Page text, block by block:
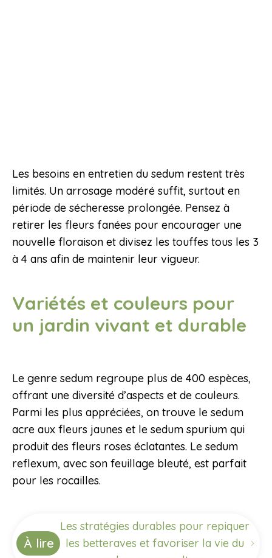
Les besoins en entretien du sedum restent très
limités. Un arrosage modéré suffit, surtout en
période de sécheresse prolongée. Pensez à
retirer les fleurs fanées pour encourager une
nouvelle floraison et divisez les touffes tous les 3
à 4 ans afin de maintenir leur vigueur.
Variétés et couleurs pour
un jardin vivant et durable
Le genre sedum regroupe plus de 400 espèces,
offrant une diversité d’aspects et de couleurs.
Parmi les plus appréciées, on trouve le sedum
acre aux fleurs jaunes et le sedum spurium qui
produit des fleurs roses éclatantes. Le sedum
reflexum, avec son feuillage bleuté, est parfait
pour les rocailles.
À lire
Les stratégies durables pour repiquer
les betteraves et favoriser la vie du